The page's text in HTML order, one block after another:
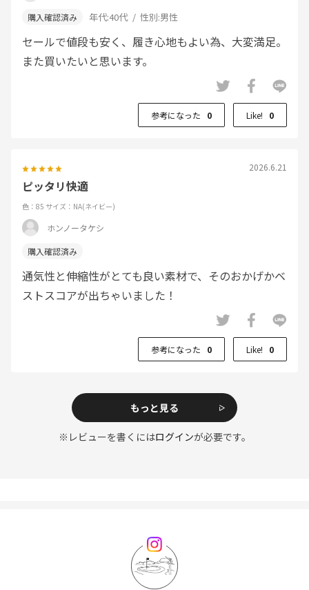
年代:40代 性別:男性
セールで値段も安く、履き心地もよい為、大変満足。
また買いたいと思います。
参考になった 0 Like! 0
2026.6.21
ピッタリ快適
色：85 サイズ：NA(ネイビー)
ホンノータケシ
通気性と伸縮性がとても良い素材で、そのおかげかベ
ストスコアが出ちゃいました！
参考になった 0 Like! 0
もっと見る
※レビューを書くにはログインが必要です。